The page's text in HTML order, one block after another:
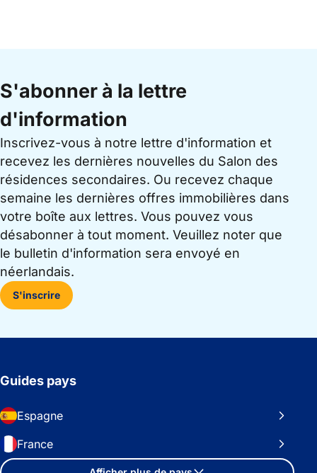
S'abonner à la lettre
d'information
Inscrivez-vous à notre lettre d'information et
recevez les dernières nouvelles du Salon des
résidences secondaires. Ou recevez chaque
semaine les dernières offres immobilières dans
votre boîte aux lettres. Vous pouvez vous
désabonner à tout moment. Veuillez noter que
le bulletin d'information sera envoyé en
néerlandais.
S'inscrire
Guides pays
Espagne
France